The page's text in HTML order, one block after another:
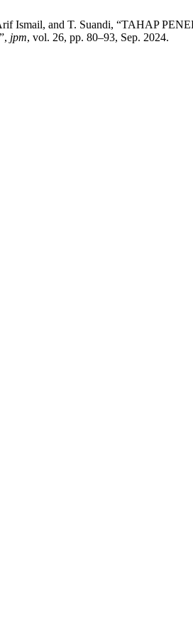
Arif Ismail, and T. Suandi, “TAHAP
jpm, vol. 26, pp. 80–93, Sep. 2024.